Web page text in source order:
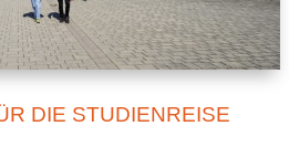
DIE STUDIENREISE